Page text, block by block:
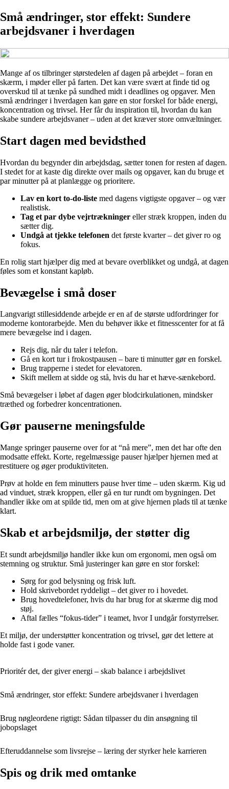
Små ændringer, stor effekt: Sundere
arbejdsvaner i hverdagen
Mange af os tilbringer størstedelen af dagen på arbejdet – foran en
skærm, i møder eller på farten. Det kan være svært at finde tid og
overskud til at tænke på sundhed midt i deadlines og opgaver. Men
små ændringer i hverdagen kan gøre en stor forskel for både energi,
koncentration og trivsel. Her får du inspiration til, hvordan du kan
skabe sundere arbejdsvaner – uden at det kræver store omvæltninger.
Start dagen med bevidsthed
Hvordan du begynder din arbejdsdag, sætter tonen for resten af dagen.
I stedet for at kaste dig direkte over mails og opgaver, kan du bruge et
par minutter på at planlægge og prioritere.
Lav en kort to-do-liste med dagens vigtigste opgaver – og vær
realistisk.
Tag et par dybe vejrtrækninger eller stræk kroppen, inden du
sætter dig.
Undgå at tjekke telefonen det første kvarter – det giver ro og
fokus.
En rolig start hjælper dig med at bevare overblikket og undgå, at dagen
føles som et konstant kapløb.
Bevægelse i små doser
Langvarigt stillesiddende arbejde er en af de største udfordringer for
moderne kontorarbejde. Men du behøver ikke et fitnesscenter for at få
mere bevægelse ind i dagen.
Rejs dig, når du taler i telefon.
Gå en kort tur i frokostpausen – bare ti minutter gør en forskel.
Brug trapperne i stedet for elevatoren.
Skift mellem at sidde og stå, hvis du har et hæve-sænkebord.
Små bevægelser i løbet af dagen øger blodcirkulationen, mindsker
træthed og forbedrer koncentrationen.
Gør pauserne meningsfulde
Mange springer pauserne over for at “nå mere”, men det har ofte den
modsatte effekt. Korte, regelmæssige pauser hjælper hjernen med at
restituere og øger produktiviteten.
Prøv at holde en fem minutters pause hver time – uden skærm. Kig ud
ad vinduet, stræk kroppen, eller gå en tur rundt om bygningen. Det
handler ikke om at spilde tid, men om at give hjernen plads til at tænke
klart.
Skab et arbejdsmiljø, der støtter dig
Et sundt arbejdsmiljø handler ikke kun om ergonomi, men også om
stemning og struktur. Små justeringer kan gøre en stor forskel:
Sørg for god belysning og frisk luft.
Hold skrivebordet ryddeligt – det giver ro i hovedet.
Brug hovedtelefoner, hvis du har brug for at skærme dig mod
støj.
Aftal fælles “fokus-tider” i teamet, hvor I undgår forstyrrelser.
Et miljø, der understøtter koncentration og trivsel, gør det lettere at
holde fast i gode vaner.
Prioritér det, der giver energi – skab balance i arbejdslivet
Små ændringer, stor effekt: Sundere arbejdsvaner i hverdagen
Brug nøgleordene rigtigt: Sådan tilpasser du din ansøgning til
jobopslaget
Efteruddannelse som livsrejse – læring der styrker hele karrieren
Spis og drik med omtanke